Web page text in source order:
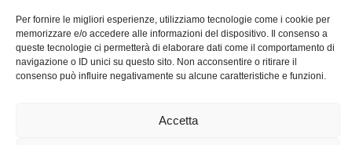
Per fornire le migliori esperienze, utilizziamo tecnologie come i cookie per
memorizzare e/o accedere alle informazioni del dispositivo. Il consenso a
queste tecnologie ci permetterà di elaborare dati come il comportamento di
navigazione o ID unici su questo sito. Non acconsentire o ritirare il
consenso può influire negativamente su alcune caratteristiche e funzioni.
Accetta
Martedì - Giovedì:
10:00 - 12:00 / 14:30 - 16:30
SEGRETERIA
segreteria@ordineingsa.it